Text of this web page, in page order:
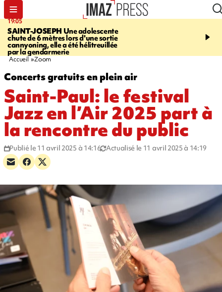
19:05
SAINT-JOSEPH Une adolescente
chute de 6 mètres lors d'une sortie
cannyoning, elle a été hélitreuillée
par la gendarmerie
20:44
rouée de coups,
Accueil Zoom
Concerts gratuits en plein air
Saint-Paul: le festival
Jazz en l’Air 2025 part à
la rencontre du public
Publié le 11 avril 2025 à 14:16 Actualisé le 11 avril 2025 à 14:19